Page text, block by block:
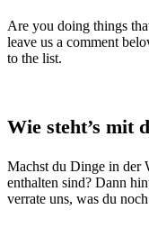
Are you doing things
leave us a comment
to the list.
Wie steht’s mit
Machst du Dinge in der
enthalten sind? Dann
verrate uns, was du